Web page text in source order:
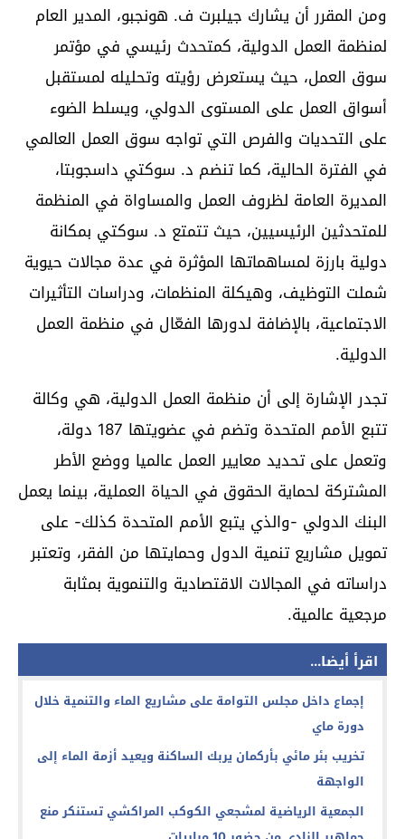
ومن المقرر أن يشارك جيلبرت ف. هونجبو، المدير العام
لمنظمة العمل الدولية، كمتحدث رئيسي في مؤتمر
سوق العمل، حيث يستعرض رؤيته وتحليله لمستقبل
أسواق العمل على المستوى الدولي، ويسلط الضوء
على التحديات والفرص التي تواجه سوق العمل العالمي
في الفترة الحالية، كما تنضم د. سوكتي داسجوبتا،
المديرة العامة لظروف العمل والمساواة في المنظمة
للمتحدثين الرئيسيين، حيث تتمتع د. سوكتي بمكانة
دولية بارزة لمساهماتها المؤثرة في عدة مجالات حيوية
شملت التوظيف، وهيكلة المنظمات، ودراسات التأثيرات
الاجتماعية، بالإضافة لدورها الفعّال في منظمة العمل
الدولية.
تجدر الإشارة إلى أن منظمة العمل الدولية، هي وكالة
تتبع الأمم المتحدة وتضم في عضويتها 187 دولة،
وتعمل على تحديد معايير العمل عالميا ووضع الأطر
المشتركة لحماية الحقوق في الحياة العملية، بينما يعمل
البنك الدولي -والذي يتبع الأمم المتحدة كذلك- على
تمويل مشاريع تنمية الدول وحمايتها من الفقر، وتعتبر
دراساته في المجالات الاقتصادية والتنموية بمثابة
مرجعية عالمية.
اقرأ أيضا...
إجماع داخل مجلس التوامة على مشاريع الماء والتنمية خلال
دورة ماي
تخريب بئر مائي بأركمان يربك الساكنة ويعيد أزمة الماء إلى
الواجهة
الجمعية الرياضية لمشجعي الكوكب المراكشي تستنكر منع